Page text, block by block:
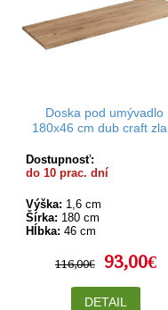
Doska pod umývadlo
180x46 cm dub craft
Dostupnosť:
do 10 prac. dní
Výška: 1,6 cm
Šírka: 180 cm
Hĺbka: 46 cm
116,00€ 93,00€
DETAIL